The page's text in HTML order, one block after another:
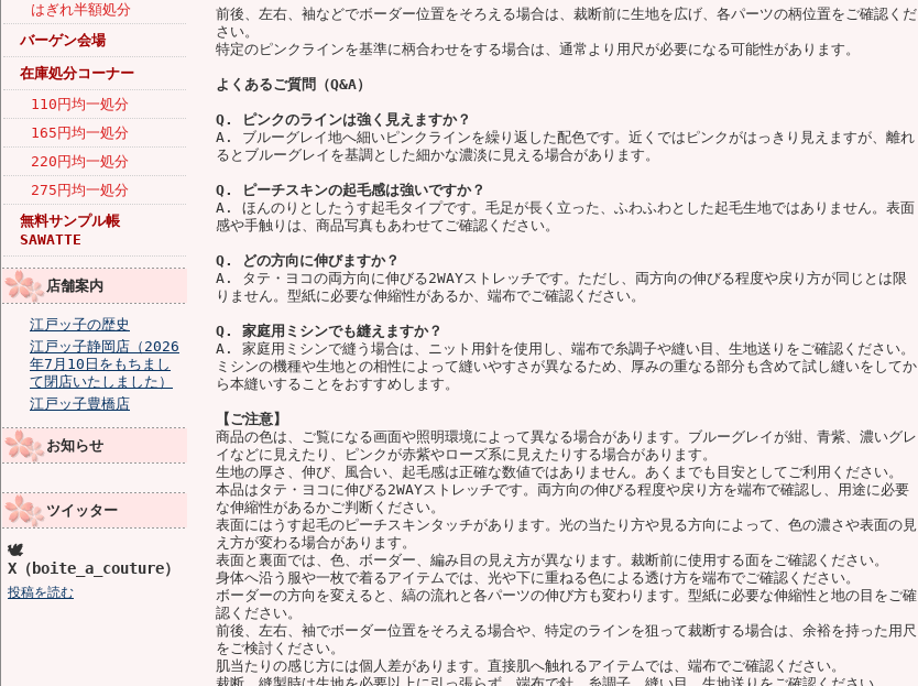
はぎれ半額処分
バーゲン会場
在庫処分コーナー
110円均一処分
165円均一処分
220円均一処分
275円均一処分
無料サンプル帳
SAWATTE
店舗案内
江戸ッ子の歴史
江戸ッ子静岡店（2026
年7月10日をもちまし
て閉店いたしました）
江戸ッ子豊橋店
お知らせ
ツイッター
🕊️
X（boite_a_couture）
投稿を読む
前後、左右、袖などでボーダー位置をそろえる場合は、裁断前に生地を広げ、各パーツの柄位置をご確認くだ
さい。
特定のピンクラインを基準に柄合わせをする場合は、通常より用尺が必要になる可能性があります。
よくあるご質問（Q&A）
Q. ピンクのラインは強く見えますか？
A. ブルーグレイ地へ細いピンクラインを繰り返した配色です。近くではピンクがはっきり見えますが、離れ
るとブルーグレイを基調とした細かな濃淡に見える場合があります。
Q. ピーチスキンの起毛感は強いですか？
A. ほんのりとしたうす起毛タイプです。毛足が長く立った、ふわふわとした起毛生地ではありません。表面
感や手触りは、商品写真もあわせてご確認ください。
Q. どの方向に伸びますか？
A. タテ・ヨコの両方向に伸びる2WAYストレッチです。ただし、両方向の伸びる程度や戻り方が同じとは限
りません。型紙に必要な伸縮性があるか、端布でご確認ください。
Q. 家庭用ミシンでも縫えますか？
A. 家庭用ミシンで縫う場合は、ニット用針を使用し、端布で糸調子や縫い目、生地送りをご確認ください。
ミシンの機種や生地との相性によって縫いやすさが異なるため、厚みの重なる部分も含めて試し縫いをしてか
ら本縫いすることをおすすめします。
【ご注意】
商品の色は、ご覧になる画面や照明環境によって異なる場合があります。ブルーグレイが紺、青紫、濃いグレ
イなどに見えたり、ピンクが赤紫やローズ系に見えたりする場合があります。
生地の厚さ、伸び、風合い、起毛感は正確な数値ではありません。あくまでも目安としてご利用ください。
本品はタテ・ヨコに伸びる2WAYストレッチです。両方向の伸びる程度や戻り方を端布で確認し、用途に必要
な伸縮性があるかご判断ください。
表面にはうす起毛のピーチスキンタッチがあります。光の当たり方や見る方向によって、色の濃さや表面の見
え方が変わる場合があります。
表面と裏面では、色、ボーダー、編み目の見え方が異なります。裁断前に使用する面をご確認ください。
身体へ沿う服や一枚で着るアイテムでは、光や下に重ねる色による透け方を端布でご確認ください。
ボーダーの方向を変えると、縞の流れと各パーツの伸び方も変わります。型紙に必要な伸縮性と地の目をご確
認ください。
前後、左右、袖でボーダー位置をそろえる場合や、特定のラインを狙って裁断する場合は、余裕を持った用尺
をご検討ください。
肌当たりの感じ方には個人差があります。直接肌へ触れるアイテムでは、端布でご確認ください。